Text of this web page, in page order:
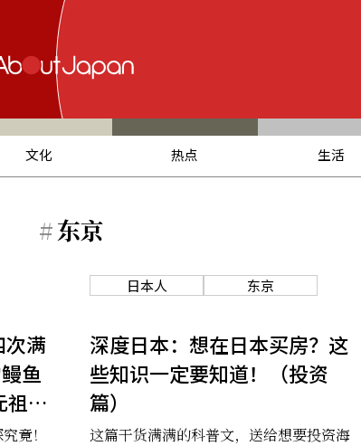
文化 热点
生活
#东京
满
鱼
鱼
竟！
日本人 东京
深度日本：想在日本买房？这
些知识一定要知道！（投资
篇）
这篇干货满满的科普文，送给想要投资海